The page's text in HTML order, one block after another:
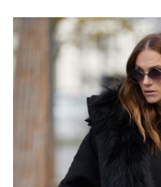
текстурой еле заметных
особую уникальность.
влагостойкая. Одежду
пришит вдоль замка и
пушистая, на контрасте с
выделяет необычный фасон.
гусиного пуха. В сочетании
согревает в морозы и
Огромные карманы по
подчёркивают объемность